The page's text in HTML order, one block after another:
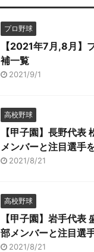
プロ野球
【2021年7月,8月】
補一覧
2021/9/1
高校野球
【甲子園】長野代表
メンバーと注目選手
2021/8/21
高校野球
【甲子園】岩手代表
部メンバーと注目選
2021/8/21